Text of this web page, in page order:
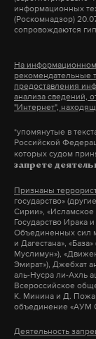
эффективно.
уверены, что
В вопросе
похожим на
военной
новейшие
которые
на высоких
снаряды,
пушка,
облучать
вынуждая
этой рабочей
Фото: ©
А еще
информационных
(Роскомнадзор)
сопровождаются
На
рекомендательные
предоставления
анализа сведений,
"Интернет",
*упомянутые в
Российской
которых судом
запрете
Признаны
государство»
Сирии», «Исламское
Государство
Объединенных сил
и Дагестана»,
Муслимун»),
Эмират»), Джебхат
аль-Нусра ли-Ахль
Всероссийское
К. Минина и Д.
объединение «АУМ
Деятельность